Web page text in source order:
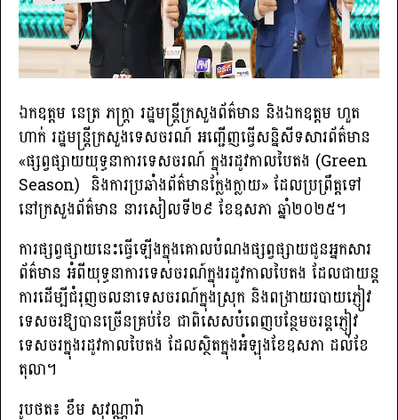
ឯកឧត្តម នេត្រ ភក្ត្រា រដ្ឋមន្ត្រីក្រសួងព័ត៌មាន និងឯកឧត្តម ហួត
ហាក់ រដ្ឋមន្ត្រីក្រសួងទេសចរណ៍ អញ្ជើញធ្វើសន្និសីទសារព័ត៌មាន
«ផ្សព្វផ្សាយយុទ្ធនាការទេសចរណ៍ ក្នុងរដូវកាលបៃតង (Green
Season) និងការប្រឆាំងព័ត៌មានក្លែងក្លាយ» ដែលប្រព្រឹត្តទៅ
នៅក្រសួងព័ត៌មាន នារសៀលទី២៩ ខែឧសភា ឆ្នាំ២០២៥។
ការផ្សព្វផ្សាយនេះធ្វើឡើងក្នុងគោលបំណងផ្សព្វផ្សាយជូនអ្នកសារ
ព័ត៌មាន អំពីយុទ្ធនាការទេសចរណ៍ក្នុងរដូវកាលបៃតង ដែលជាយន្ត
ការដើម្បីជំរុញចលនាទេសចរណ៍ក្នុងស្រុក និងពង្រាយរបាយភ្ញៀវ
ទេសចរឱ្យបានច្រើនគ្រប់ខែ ជាពិសេសបំពេញបន្ថែមចរន្តភ្ញៀវ
ទេសចរក្នុងរដូវកាលបៃតង ដែលស្ថិតក្នុងអំឡុងខែឧសភា ដល់ខែ
តុលា។
រូបថត៖ ខឹម សុវណ្ណារ៉ា